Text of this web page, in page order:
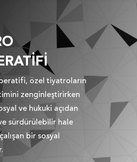
özel tiyatroların
zenginleştirirken
ve hukuki açıdan
sürdürülebilir hale
bir sosyal